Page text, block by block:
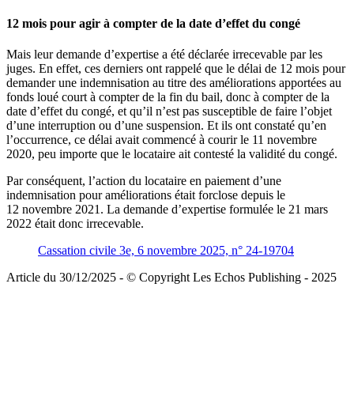
12 mois pour agir à compter de la date d’effet du congé
Mais leur demande d’expertise a été déclarée irrecevable par les
juges. En effet, ces derniers ont rappelé que le délai de 12 mois pour
demander une indemnisation au titre des améliorations apportées au
fonds loué court à compter de la fin du bail, donc à compter de la
date d’effet du congé, et qu’il n’est pas susceptible de faire l’objet
d’une interruption ou d’une suspension. Et ils ont constaté qu’en
l’occurrence, ce délai avait commencé à courir le 11 novembre
2020, peu importe que le locataire ait contesté la validité du congé.
Par conséquent, l’action du locataire en paiement d’une
indemnisation pour améliorations était forclose depuis le
12 novembre 2021. La demande d’expertise formulée le 21 mars
2022 était donc irrecevable.
Cassation civile 3e, 6 novembre 2025, n° 24-19704
Article du 30/12/2025 - © Copyright Les Echos Publishing - 2025